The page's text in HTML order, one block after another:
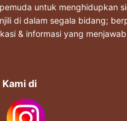
untuk menghidupkan
di dalam segala bidang;
& informasi yang
di